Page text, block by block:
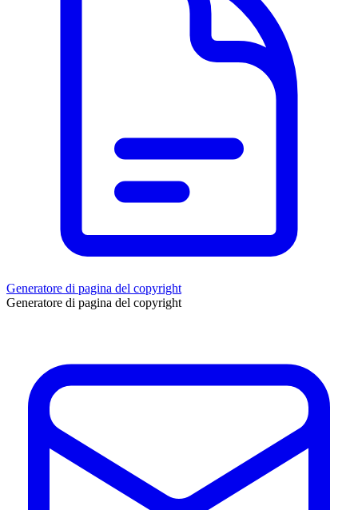
Generatore di pagina del copyright
Generatore di pagina del copyright